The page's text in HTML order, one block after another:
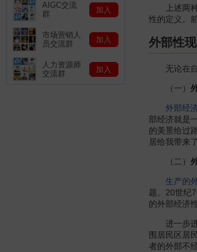
上述两种
性的定义。
外部性
无论在自
（一）
外部经
部经济就是
的美景给过
居给我带来
（二）
生产的
题。20世纪
的外部经济
进一步进
围居民区居
者的外部不
AIGC交流
群
加入
市场营销人
员交流群
加入
人力资源师
交流群
加入